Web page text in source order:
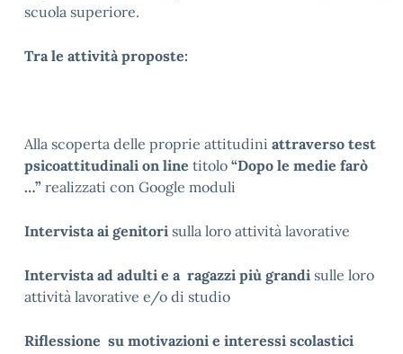
scuola superiore.
Tra le attività proposte:
Alla scoperta delle proprie attitudini attraverso test
psicoattitudinali on line titolo “Dopo le medie farò
…” realizzati con Google moduli
Intervista ai genitori sulla loro attività lavorative
Intervista ad adulti e a ragazzi più grandi sulle loro
attività lavorative e/o di studio
Riflessione su motivazioni e interessi scolastici